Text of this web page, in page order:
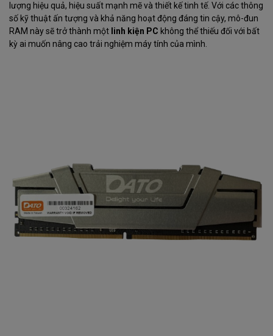
lượng hiệu quả, hiệu suất mạnh mẽ và thiết kế tinh tế. Với các thông
số kỹ thuật ấn tượng và khả năng hoạt động đáng tin cậy, mô-đun
RAM này sẽ trở thành một linh kiện PC không thể thiếu đối với bất
kỳ ai muốn nâng cao trải nghiệm máy tính của mình.